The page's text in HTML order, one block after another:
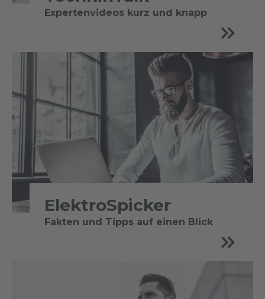
Expertenvideos kurz und knapp
ElektroSpicker
Fakten und Tipps auf einen Blick